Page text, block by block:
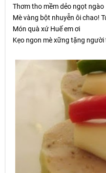
Thơm tho mềm dẻo ngọt ngào
Mè vàng bột nhuyễn ôi chao!
Món quà xứ Huế em ơi
Kẹo ngon mè xững tặng người